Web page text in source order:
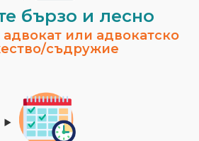
бързо и лесно
или адвокатско
съдружие